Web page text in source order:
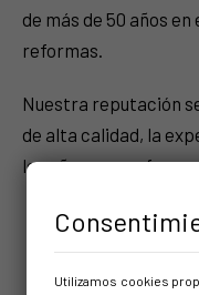
de más de 50 años
reformas.
Nuestra reputación
de alta calidad, la
los años y un
Utilizamos cookies